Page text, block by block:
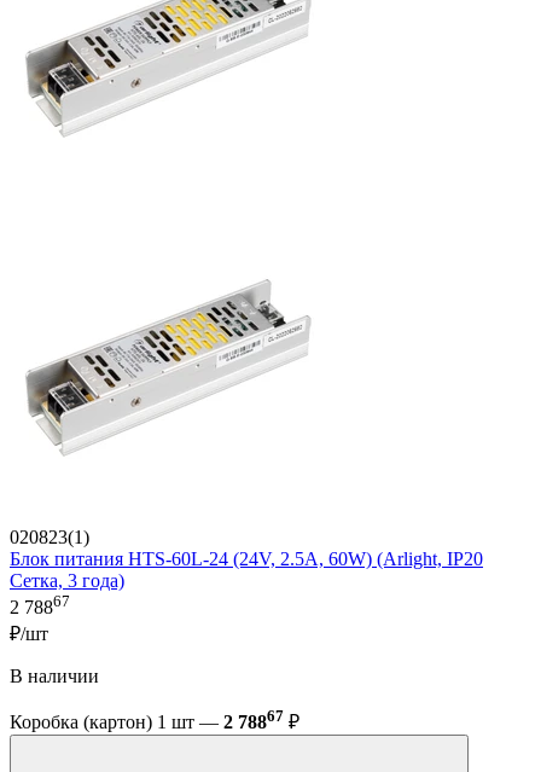
020823(1)
Блок питания HTS-60L-24 (24V, 2.5A, 60W) (Arlight, IP20
Сетка, 3 года)
2 78867
₽/шт
В наличии
Коробка (картон) 1 шт — 2 78867 ₽